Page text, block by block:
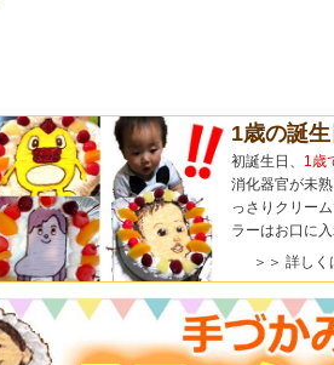
1歳の誕
初誕生日、 1歳
消化器官が未
っさりクリー
ラーはお口に
＞＞ 詳しく